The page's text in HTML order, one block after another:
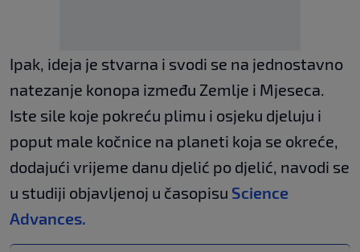
Ipak, ideja je stvarna i svodi se na jednostavno
natezanje konopa između Zemlje i Mjeseca.
Iste sile koje pokreću plimu i osjeku djeluju i
poput male kočnice na planeti koja se okreće,
dodajući vrijeme danu djelić po djelić, navodi se
u studiji objavljenoj u časopisu Science
Advances.